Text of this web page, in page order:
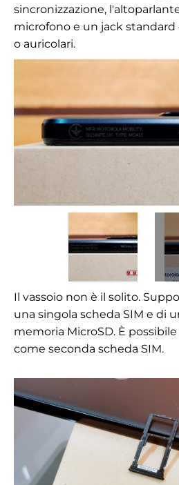
sincronizzazione,
microfono e un jack standard
o auricolari.
Il vassoio non è il solito.
una singola scheda SIM e di
memoria MicroSD. È
come seconda scheda SIM.